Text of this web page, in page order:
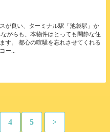
が良い、ターミナル駅「池袋駅」か
がらも、本物件はとっても閑静な住
す。 都心の喧騒を忘れさせてくれる
ー...
4 5 >